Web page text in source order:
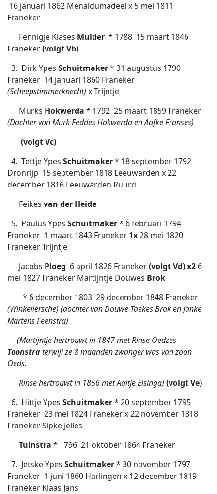
 16 januari 1862 Menaldumadeel x 5 mei 1811
Franeker
Fennigje Klases Mulder * 1788  15 maart 1846
Franeker(volgt Vb)
3. Dirk Ypes Schuitmaker* 31 augustus 1790
Franeker  14 januari 1860 Franeker
(Scheepstimmerknecht) x Trijntje
Murks Hokwerda * 1792  25 maart 1859 Franeker
(Dochter van Murk Feddes Hokwerda en Aafke Franses)
(volgt Vc)
4. Tettje Ypes Schuitmaker* 18 september 1792
Dronrijp  15 september 1818 Leeuwarden x 22
december 1816 Leeuwarden Ruurd
Feikes van der Heide
5. Paulus Ypes Schuitmaker* 6 februari 1794
Franeker  1 maart 1843 Franeker 1x28 mei 1820
Franeker Trijntje
Jacobs Ploeg  6 april 1826 Franeker(volgt Vd) x2 6
mei 1827 Franeker Martijntje Douwes Brok
* 6 december 1803  29 december 1848 Franeker
(Winkeliersche) (dochter van Douwe Taekes Brok en Janke
Martens Feenstra)
(Martijntje hertrouwt in 1847 met Rinse Oedzes
Toonstraterwijl ze8 maanden zwanger was van zoon
Oeds.
Rinse hertrouwt in 1856 met Aaltje Elsinga) (volgt Ve)
6. Hittje Ypes Schuitmaker* 20 september 1795
Franeker  23 mei 1824 Franeker x 22 november 1818
Franeker Sipke Jelles
Tuinstra * 1796  21 oktober 1864 Franeker
7. Jetske Ypes Schuitmaker* 30 november 1797
Franeker  1 juni 1860 Harlingen x 12 december 1819
Franeker Klaas Jans